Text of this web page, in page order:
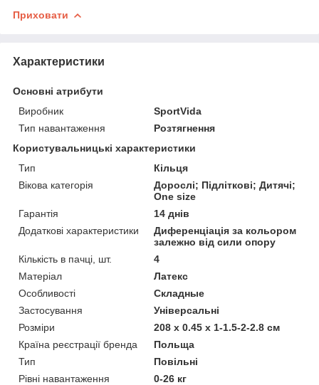
Приховати
Характеристики
Основні атрибути
Виробник
SportVida
Тип навантаження
Розтягнення
Користувальницькі характеристики
Тип
Кільця
Вікова категорія
Дорослі; Підліткові; Дитячі;
One size
Гарантія
14 днів
Додаткові характеристики
Диференціація за кольором
залежно від сили опору
Кількість в пачці, шт.
4
Матеріал
Латекс
Особливості
Складные
Застосування
Універсальні
Розміри
208 х 0.45 х 1-1.5-2-2.8 см
Країна реєстрації бренда
Польща
Тип
Повільні
Рівні навантаження
0-26 кг